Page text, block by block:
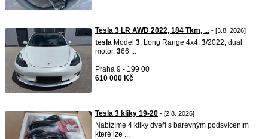
Tesla 3 LR AWD 2022, 184 Tkm, ... - [3.8. 2026]
tesla Model 3, Long Range 4x4, 3/2022, dual
motor, 366 ...
Praha 9 - 199 00
610 000 Kč
Tesla 3 kliky 19-20 - [2.8. 2026]
Nabízíme 4 kliky dveří s barevným podsvícením
které lze ...